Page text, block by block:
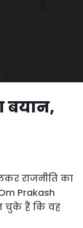
बयान,
राजनीति का
Prakash
चुके हैं कि वह